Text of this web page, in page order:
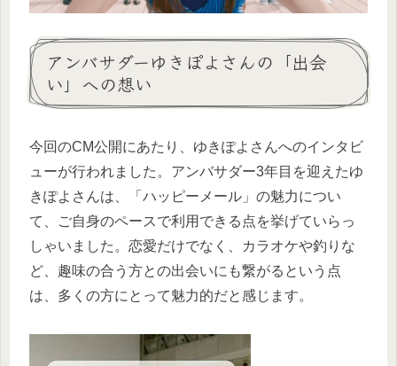
アンバサダーゆきぽよさんの「出会
い」への想い
今回のCM公開にあたり、ゆきぽよさんへのインタビ
ューが行われました。アンバサダー3年目を迎えたゆ
きぽよさんは、「ハッピーメール」の魅力につい
て、ご自身のペースで利用できる点を挙げていらっ
しゃいました。恋愛だけでなく、カラオケや釣りな
ど、趣味の合う方との出会いにも繋がるという点
は、多くの方にとって魅力的だと感じます。